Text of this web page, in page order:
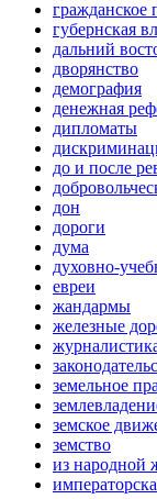
гражданское
губернская
дальний
дворянство
демография
денежная
дипломаты
до и после
дон
дороги
дума
духовно-
евреи
жандармы
железные
земельное
земское
земство
из народной